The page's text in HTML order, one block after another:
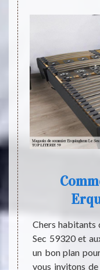
ne
la
Chers habitants
Sec 59320 et
un bon plan
vous invitons